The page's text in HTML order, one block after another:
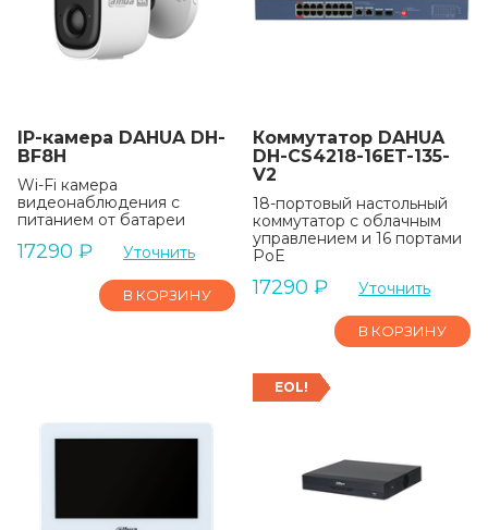
IP-камера DAHUA DH-
BF8H
Wi-Fi камера
видеонаблюдения с
питанием от батареи
17290 ₽ Уточнить
В КОРЗИНУ
Коммутатор DAHUA
DH-CS4218-16ET-135-
V2
18-портовый настольный
коммутатор с облачным
управлением и 16 портами
PoE
17290 ₽ Уточнить
В КОРЗИНУ
EOL!